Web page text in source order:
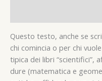
Questo testo, anche se
chi comincia o per chi
tipica dei libri “scientifici”,
dure (matematica e